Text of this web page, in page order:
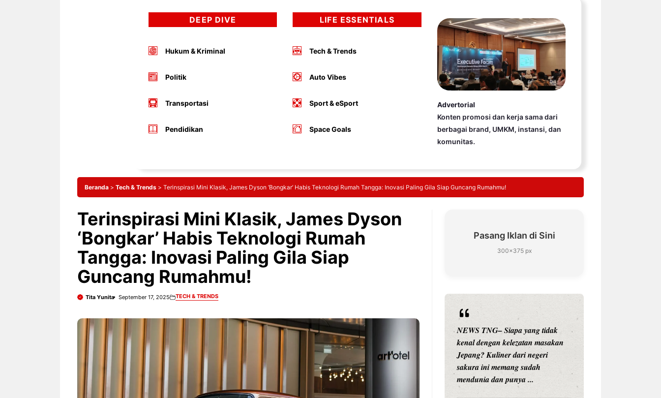
DEEP DIVE
Hukum & Kriminal
Politik
Transportasi
Pendidikan
LIFE ESSENTIALS
Tech & Trends
Auto Vibes
Sport & eSport
Space Goals
Advertorial
Konten promosi dan kerja sama dari
berbagai brand, UMKM, instansi, dan
komunitas.
Beranda > Tech & Trends > Terinspirasi Mini Klasik, James Dyson ‘Bongkar’ Habis Teknologi Rumah Tangga: Inovasi Paling Gila Siap Guncang Rumahmu!
Terinspirasi Mini Klasik, James Dyson
‘Bongkar’ Habis Teknologi Rumah
Tangga: Inovasi Paling Gila Siap
Guncang Rumahmu!
Tita Yunita September 17, 2025 TECH & TRENDS
Pasang Iklan di Sini
300×375 px
NEWS TNG– Siapa sangka, dua
nama besar di dunia hiburan,
Nunung Srimulat dan Vicky
Prasetyo, kini merambah dunia
NEWS TNG– Bandung –
Menyambut pergantian tahun
2026, restoran all you can eat
Kakkoii All You Can Eat Bandung
menghadirkan ...
NEWS TNG– Pernah gak sih
kamu mulai ngerjain sesuatu cuma
buat iseng-iseng, eh ternyata malah
jadi peluang bisnis yang
menguntungkan? ...
NEWS TNG– Siapa yang tidak
kenal dengan kelezatan masakan
Jepang? Kuliner dari negeri
sakura ini memang sudah
mendunia dan punya ...